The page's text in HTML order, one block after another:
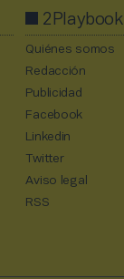
2Playbook
Quiénes somos
Redacción
Publicidad
Facebook
Linkedin
Twitter
Aviso legal
RSS